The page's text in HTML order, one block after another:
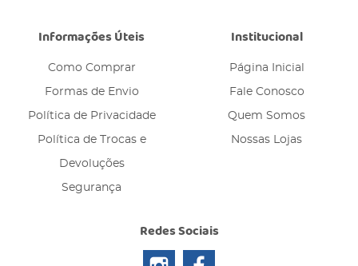
Informações Úteis
Como Comprar
Formas de Envio
Política de Privacidade
Política de Trocas e
Devoluções
Segurança
Institucional
Página Inicial
Fale Conosco
Quem Somos
Nossas Lojas
Redes Sociais